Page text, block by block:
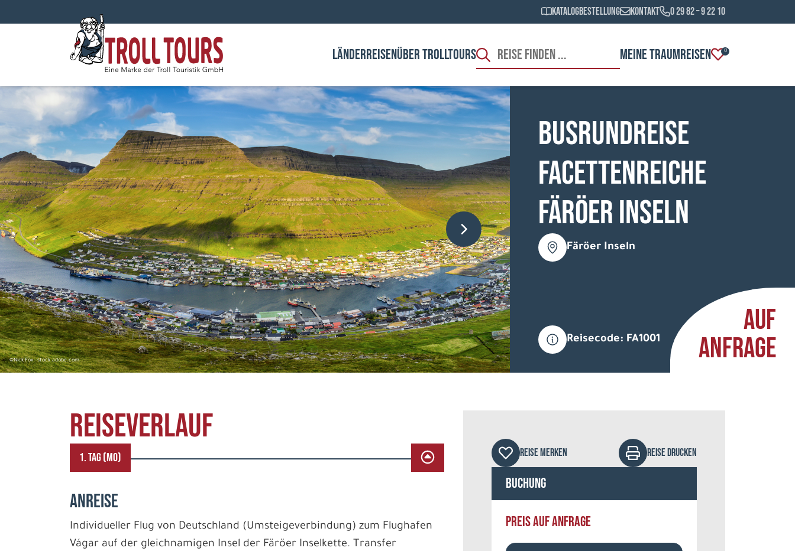
Katalogbestellung Kontakt 0 29 82 – 9 22 10
LÄNDERREISENÜBER TROLLTOURS MEINE TRAUMREISEN 0
©Nick Fox - stock.adobe.com
Busrundreise
Facettenreiche
Färöer Inseln
Färöer Inseln
Reisecode: FA1001
AUF
ANFRAGE
REISEVERLAUF
1. TAG (MO)
ANREISE
Individueller Flug von Deutschland (Umsteigeverbindung) zum Flughafen
Vágar auf der gleichnamigen Insel der Färöer Inselkette. Transfer
REISE MERKEN REISE DRUCKEN
Buchung
PREIS AUF ANFRAGE